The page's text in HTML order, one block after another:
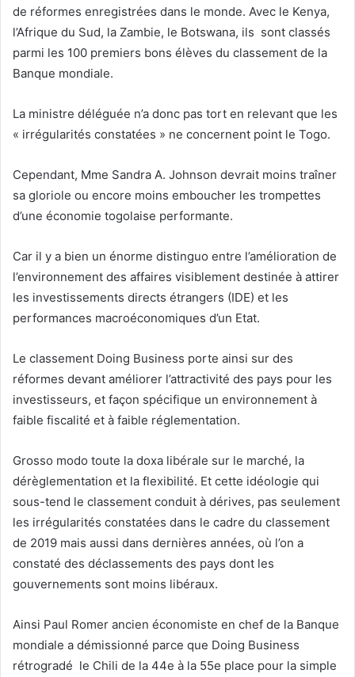
de réformes enregistrées dans le monde. Avec le Kenya,
l’Afrique du Sud, la Zambie, le Botswana, ils sont classés
parmi les 100 premiers bons élèves du classement de la
Banque mondiale.
La ministre déléguée n’a donc pas tort en relevant que les
« irrégularités constatées » ne concernent point le Togo.
Cependant, Mme Sandra A. Johnson devrait moins traîner
sa gloriole ou encore moins emboucher les trompettes
d’une économie togolaise performante.
Car il y a bien un énorme distinguo entre l’amélioration de
l’environnement des affaires visiblement destinée à attirer
les investissements directs étrangers (IDE) et les
performances macroéconomiques d’un Etat.
Le classement Doing Business porte ainsi sur des
réformes devant améliorer l’attractivité des pays pour les
investisseurs, et façon spécifique un environnement à
faible fiscalité et à faible réglementation.
Grosso modo toute la doxa libérale sur le marché, la
dérèglementation et la flexibilité. Et cette idéologie qui
sous-tend le classement conduit à dérives, pas seulement
les irrégularités constatées dans le cadre du classement
de 2019 mais aussi dans dernières années, où l’on a
constaté des déclassements des pays dont les
gouvernements sont moins libéraux.
Ainsi Paul Romer ancien économiste en chef de la Banque
mondiale a démissionné parce que Doing Business
rétrogradé le Chili de la 44e à la 55e place pour la simple